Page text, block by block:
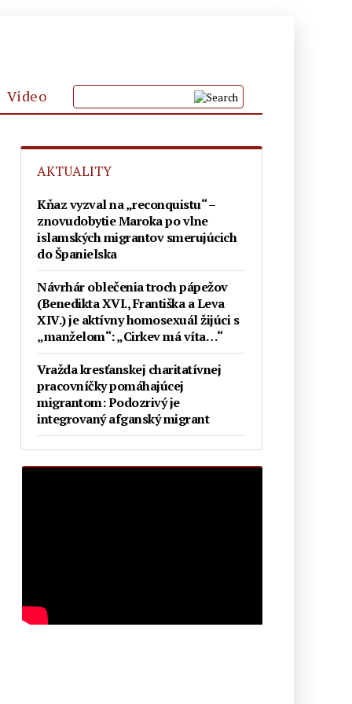
KLUB PRIATEĽOV
Video
AKTUALITY
Kňaz vyzval na „reconquistu“ –
znovudobytie Maroka po vlne
islamských migrantov smerujúcich
do Španielska
Návrhár oblečenia troch pápežov
(Benedikta XVI., Františka a Leva
XIV.) je aktívny homosexuál žijúci s
„manželom“: „Cirkev má víta…“
Vražda kresťanskej charitatívnej
pracovníčky pomáhajúcej
migrantom: Podozrivý je
integrovaný afganský migrant
Biskup Schneider: „Pre náboženstvo
nie je nič nebezpečnejšie, ako
Kardinál Schönborn víta, že